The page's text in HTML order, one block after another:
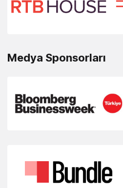
Medya Sponsorları